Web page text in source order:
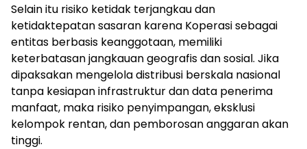
Selain itu risiko ketidak terjangkau dan
ketidaktepatan sasaran karena Koperasi sebagai
entitas berbasis keanggotaan, memiliki
keterbatasan jangkauan geografis dan sosial. Jika
dipaksakan mengelola distribusi berskala nasional
tanpa kesiapan infrastruktur dan data penerima
manfaat, maka risiko penyimpangan, eksklusi
kelompok rentan, dan pemborosan anggaran akan
tinggi.